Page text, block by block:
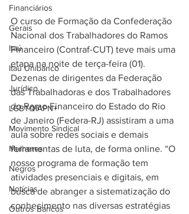
Financiários
Gerais
Itaú
Itaú Unibanco
Jurídico
LGBTQIAPN+
Movimento Sindical
Mulheres
Negros
Notícias
Outros Bancos
O curso de Formação da Confederação
Nacional dos Trabalhadores do Ramos
Financeiro (Contraf-CUT) teve mais uma
etapa na noite de terça-feira (01).
Dezenas de dirigentes da Federação
das Trabalhadoras e dos Trabalhadores
do Ramo Financeiro do Estado do Rio
de Janeiro (Federa-RJ) assistiram a uma
aula sobre redes sociais e demais
ferramentas de luta, de forma online. “O
nosso programa de formação tem
atividades presenciais e digitais, em
busca de abranger a sistematização do
conhecimento nas diversas estratégias